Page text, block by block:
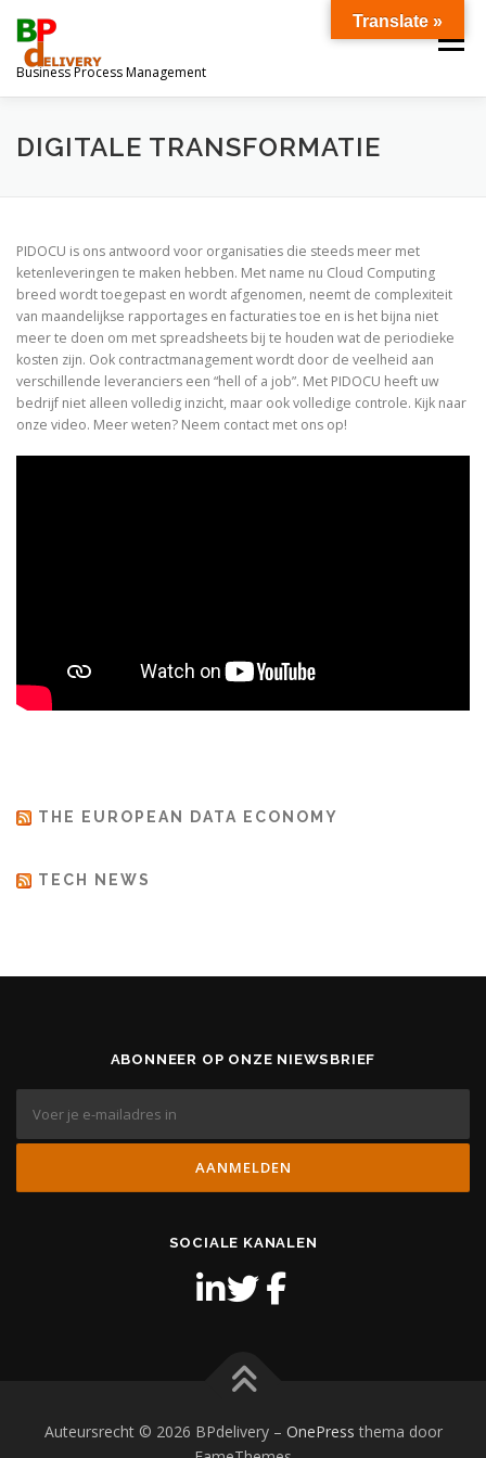
naar
inhoud
Business Process Management
Menu
OVER ONS DOWNLOADS
DIGITALE TRANSFORMATIE
PIDOCU is ons antwoord voor organisaties die steeds meer met
ketenleveringen te maken hebben. Met name nu Cloud Computing
breed wordt toegepast en wordt afgenomen, neemt de complexiteit
van maandelijkse rapportages en facturaties toe en is het bijna niet
meer te doen om met spreadsheets bij te houden wat de periodieke
kosten zijn. Ook contractmanagement wordt door de veelheid aan
verschillende leveranciers een “hell of a job”. Met PIDOCU heeft uw
bedrijf niet alleen volledig inzicht, maar ook volledige controle. Kijk naar
onze video. Meer weten? Neem contact met ons op!
THE EUROPEAN DATA ECONOMY
TECH NEWS
ABONNEER OP ONZE NIEWSBRIEF
SOCIALE KANALEN
Auteursrecht © 2026 BPdelivery – OnePress thema door
Translate »